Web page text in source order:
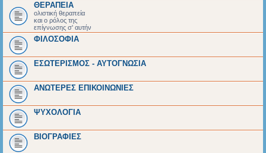
η
ΘΕΡΑΠΕΙΑ
ολιστική θεραπεία
και ο ρόλος της
επίγνωσης σ' αυτήν
ΦΙΛΟΣΟΦΙΑ
ΕΣΩΤΕΡΙΣΜΟΣ - ΑΥΤΟΓΝΩΣΙΑ
ΑΝΩΤΕΡΕΣ ΕΠΙΚΟΙΝΩΝΙΕΣ
ΨΥΧΟΛΟΓΙΑ
BIOΓΡΑΦΙΕΣ